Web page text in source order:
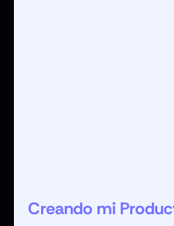
Creando mi